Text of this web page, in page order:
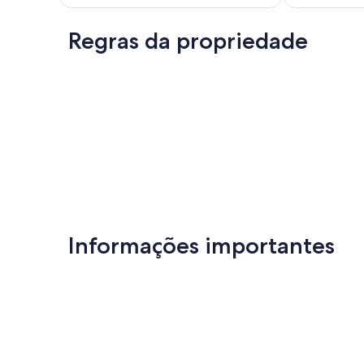
Extraordinária,
avaliações)
novas
Extraordinária,
avaliações)
Regras da propriedade
Informações importantes